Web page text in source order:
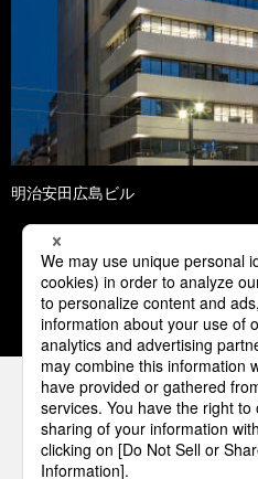
明治安田広島ビル
1 2 3
パナソニックの電気